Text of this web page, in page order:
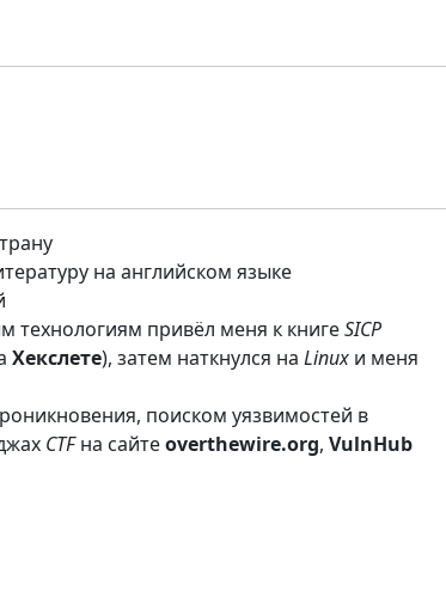
на английском языке
привёл меня к книгеSICP
Хекслете), затем наткнулся на Linuxи меня
поиском уязвимостей в
CTFна сайтеoverthewire.org, VulnHub